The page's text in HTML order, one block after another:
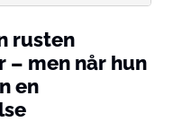
rusten
– men når hun
en